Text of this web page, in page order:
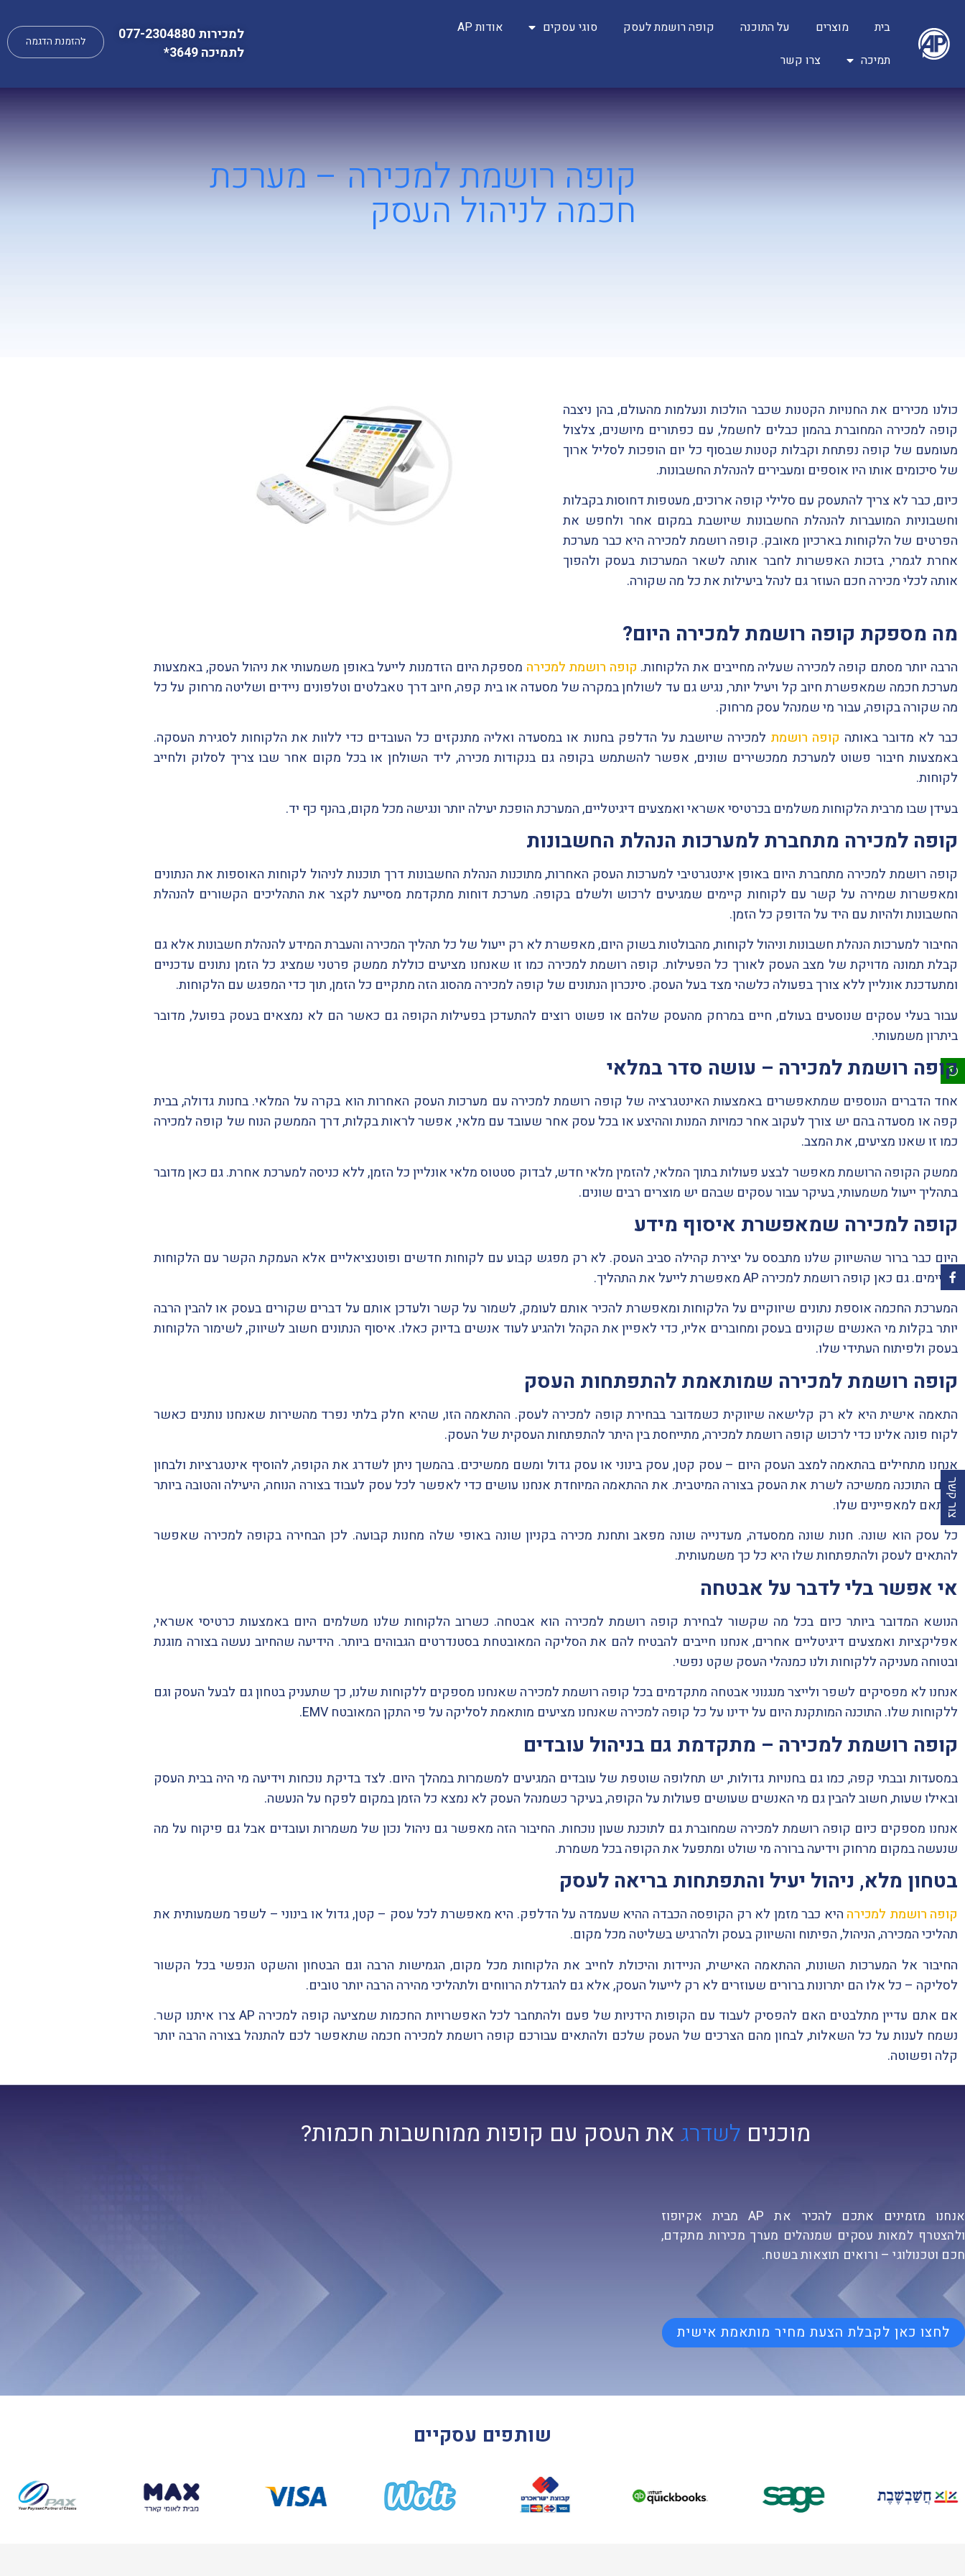
בית מוצרים על התוכנה קופה רושמת לעסק סוגי עסקים
אודות AP
תמיכה
צרו קשר לתמיכה 3649*
למכירות 077-2304880 להזמנת הדגמה
קופה רושמת למכירה – מערכת
חכמה לניהול העסק
כולנו מכירים את החנויות הקטנות שכבר הולכות ונעלמות מהעולם, בהן ניצבה
קופה למכירה המחוברת בהמון כבלים לחשמל, עם כפתורים מיושנים, צלצול
מעומעם של קופה נפתחת וקבלות קטנות שבסוף כל יום הופכות לסליל ארוך
של סיכומים אותו היו אוספים ומעבירים להנהלת החשבונות.
כיום, כבר לא צריך להתעסק עם סלילי קופה ארוכים, מעטפות דחוסות בקבלות
וחשבוניות המועברות להנהלת החשבונות שיושבת במקום אחר ולחפש את
הפרטים של הלקוחות בארכיון מאובק. קופה רושמת למכירה היא כבר מערכת
אחרת לגמרי, בזכות האפשרות לחבר אותה לשאר המערכות בעסק ולהפוך
אותה לכלי מכירה חכם העוזר גם לנהל ביעילות את כל מה שקורה.
מה מספקת קופה רושמת למכירה היום?
הרבה יותר מסתם קופה למכירה שעליה מחייבים את הלקוחות. קופה רושמת למכירה מספקת היום הזדמנות לייעל באופן משמעותי את ניהול העסק, באמצעות
מערכת חכמה שמאפשרת חיוב קל ויעיל יותר, נגיש גם עד לשולחן במקרה של מסעדה או בית קפה, חיוב דרך טאבלטים וטלפונים ניידים ושליטה מרחוק על כל
מה שקורה בקופה, עבור מי שמנהל עסק מרחוק.
כבר לא מדובר באותה קופה רושמת למכירה שיושבת על הדלפק בחנות או במסעדה ואליה מתנקזים כל העובדים כדי ללוות את הלקוחות לסגירת העסקה.
באמצעות חיבור פשוט למערכת ממכשירים שונים, אפשר להשתמש בקופה גם בנקודות מכירה, ליד השולחן או בכל מקום אחר שבו צריך לסלוק ולחייב
לקוחות.
בעידן שבו מרבית הלקוחות משלמים בכרטיסי אשראי ואמצעים דיגיטליים, המערכת הופכת יעילה יותר ונגישה מכל מקום, בהנף כף יד.
קופה למכירה מתחברת למערכות הנהלת החשבונות
קופה רושמת למכירה מתחברת היום באופן אינטגרטיבי למערכות העסק האחרות, מתוכנות הנהלת החשבונות דרך תוכנות לניהול לקוחות האוספות את הנתונים
ומאפשרות שמירה על קשר עם לקוחות קיימים שמגיעים לרכוש ולשלם בקופה. מערכת דוחות מתקדמת מסייעת לקצר את התהליכים הקשורים להנהלת
החשבונות ולהיות עם היד על הדופק כל הזמן.
החיבור למערכות הנהלת חשבונות וניהול לקוחות, מהבולטות בשוק היום, מאפשרת לא רק ייעול של כל תהליך המכירה והעברת המידע להנהלת חשבונות אלא גם
קבלת תמונה מדויקת של מצב העסק לאורך כל הפעילות. קופה רושמת למכירה כמו זו שאנחנו מציעים כוללת ממשק פרטני שמציג כל הזמן נתונים עדכניים
ומתעדכנת אונליין ללא צורך בפעולה כלשהי מצד בעל העסק. סינכרון הנתונים של קופה למכירה מהסוג הזה מתקיים כל הזמן, תוך כדי המפגש עם הלקוחות.
עבור בעלי עסקים שנוסעים בעולם, חיים במרחק מהעסק שלהם או פשוט רוצים להתעדכן בפעילות הקופה גם כאשר הם לא נמצאים בעסק בפועל, מדובר
ביתרון משמעותי.
קופה רושמת למכירה – עושה סדר במלאי
אחד הדברים הנוספים שמתאפשרים באמצעות האינטגרציה של קופה רושמת למכירה עם מערכות העסק האחרות הוא בקרה על המלאי. בחנות גדולה, בבית
קפה או מסעדה בהם יש צורך לעקוב אחר כמויות המנות וההיצע או בכל עסק אחר שעובד עם מלאי, אפשר לראות בקלות, דרך הממשק הנוח של קופה למכירה
כמו זו שאנו מציעים, את המצב.
ממשק הקופה הרושמת מאפשר לבצע פעולות בתוך המלאי, להזמין מלאי חדש, לבדוק סטטוס מלאי אונליין כל הזמן, ללא כניסה למערכת אחרת. גם כאן מדובר
בתהליך ייעול משמעותי, בעיקר עבור עסקים שבהם יש מוצרים רבים שונים.
קופה למכירה שמאפשרת איסוף מידע
היום כבר ברור שהשיווק שלנו מתבסס על יצירת קהילה סביב העסק. לא רק מפגש קבוע עם לקוחות חדשים ופוטנציאליים אלא העמקת הקשר עם הלקוחות
הקיימים. גם כאן קופה רושמת למכירה AP מאפשרת לייעל את התהליך.
המערכת החכמה אוספת נתונים שיווקיים על הלקוחות ומאפשרת להכיר אותם לעומק, לשמור על קשר ולעדכן אותם על דברים שקורים בעסק או להבין הרבה
יותר בקלות מי האנשים שקונים בעסק ומחוברים אליו, כדי לאפיין את הקהל ולהגיע לעוד אנשים בדיוק כאלו. איסוף הנתונים חשוב לשיווק, לשימור הלקוחות
בעסק ולפיתוח העתידי שלו.
קופה רושמת למכירה שמותאמת להתפתחות העסק
התאמה אישית היא לא רק קלישאה שיווקית כשמדובר בבחירת קופה למכירה לעסק. ההתאמה הזו, שהיא חלק בלתי נפרד מהשירות שאנחנו נותנים כאשר
לקוח פונה אלינו כדי לרכוש קופה רושמת למכירה, מתייחסת בין היתר להתפתחות העסקית של העסק.
אנחנו מתחילים בהתאמה למצב העסק היום – עסק קטן, עסק בינוני או עסק גדול ומשם ממשיכים. בהמשך ניתן לשדרג את הקופה, להוסיף אינטגרציות ולבחון
האם התוכנה ממשיכה לשרת את העסק בצורה המיטבית. את ההתאמה המיוחדת אנחנו עושים כדי לאפשר לכל עסק לעבוד בצורה הנוחה, היעילה והטובה ביותר
בהתאם למאפיינים שלו.
כל עסק הוא שונה. חנות שונה ממסעדה, מעדנייה שונה מפאב ותחנת מכירה בקניון שונה באופי שלה מחנות קבועה. לכן הבחירה בקופה למכירה שאפשר
להתאים לעסק ולהתפתחות שלו היא כל כך משמעותית.
אי אפשר בלי לדבר על אבטחה
הנושא המדובר ביותר כיום בכל מה שקשור לבחירת קופה רושמת למכירה הוא אבטחה. כשרוב הלקוחות שלנו משלמים היום באמצעות כרטיסי אשראי,
אפליקציות ואמצעים דיגיטליים אחרים, אנחנו חייבים להבטיח להם את הסליקה המאובטחת בסטנדרטים הגבוהים ביותר. הידיעה שהחיוב נעשה בצורה מוגנת
ובטוחה מעניקה ללקוחות ולנו כמנהלי העסק שקט נפשי.
אנחנו לא מפסיקים לשפר ולייצר מנגנוני אבטחה מתקדמים בכל קופה רושמת למכירה שאנחנו מספקים ללקוחות שלנו, כך שתעניק בטחון גם לבעל העסק וגם
ללקוחות שלו. התוכנה המותקנת היום על ידינו על כל קופה למכירה שאנחנו מציעים מותאמת לסליקה על פי התקן המאובטח EMV.
קופה רושמת למכירה – מתקדמת גם בניהול עובדים
במסעדות ובבתי קפה, כמו גם בחנויות גדולות, יש תחלופה שוטפת של עובדים המגיעים למשמרות במהלך היום. לצד בדיקת נוכחות וידיעה מי היה בבית העסק
ובאילו שעות, חשוב להבין גם מי האנשים שעושים פעולות על הקופה, בעיקר כשמנהל העסק לא נמצא כל הזמן במקום לפקח על הנעשה.
אנחנו מספקים כיום קופה רושמת למכירה שמחוברת גם לתוכנת שעון נוכחות. החיבור הזה מאפשר גם ניהול נכון של משמרות ועובדים אבל גם פיקוח על מה
שנעשה במקום מרחוק וידיעה ברורה מי שולט ומתפעל את הקופה בכל משמרת.
בטחון מלא, ניהול יעיל והתפתחות בריאה לעסק
קופה רושמת למכירה היא כבר מזמן לא רק הקופסה הכבדה ההיא שעמדה על הדלפק. היא מאפשרת לכל עסק – קטן, גדול או בינוני – לשפר משמעותית את
תהליכי המכירה, הניהול, הפיתוח והשיווק בעסק ולהרגיש בשליטה מכל מקום.
החיבור אל המערכות השונות, ההתאמה האישית, הניידות והיכולת לחייב את הלקוחות מכל מקום, הגמישות הרבה וגם הבטחון והשקט הנפשי בכל הקשור
לסליקה – כל אלו הם יתרונות ברורים שעוזרים לא רק לייעול העסק, אלא גם להגדלת הרווחים ולתהליכי מהירה הרבה יותר טובים.
אם אתם עדיין מתלבטים האם להפסיק לעבוד עם הקופות הידניות של פעם ולהתחבר לכל האפשרויות החכמות שמציעה קופה למכירה AP צרו איתנו קשר.
נשמח לענות על כל השאלות, לבחון מהם הצרכים של העסק שלכם ולהתאים עבורכם קופה רושמת למכירה חכמה שתאפשר לכם להתנהל בצורה הרבה יותר
קלה ופשוטה.
מוכנים לשדרג את העסק עם קופות ממוחשבות חכמות?
אנחנו מזמינים אתכם להכיר את AP מבית אקיופוז
ולהצטרף למאות עסקים שמנהלים מערך מכירות מתקדם,
חכם וטכנולוגי – ורואים תוצאות בשטח.
לחצו כאן לקבלת הצעת מחיר מותאמת אישית
שותפים עסקיים
צור קשר